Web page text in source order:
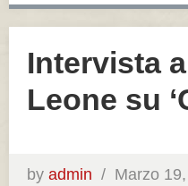
Intervista
Leone su
by admin / Marzo